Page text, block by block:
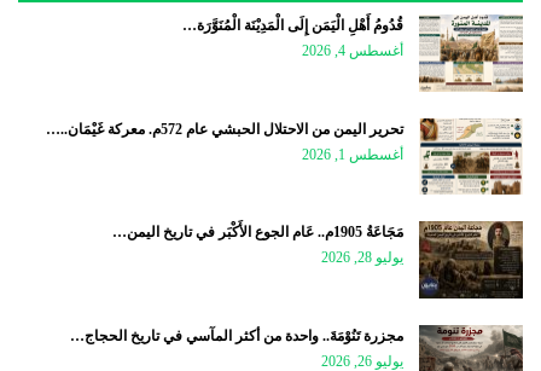
قُدُومُ أَهْلِ الْيَمَن إِلَى الْمَدِيْنَة الْمُنَوَّرَة…
أغسطس 4, 2026
تحرير اليمن من الاحتلال الحبشي عام 572م. معركة غَيْمَان..…
أغسطس 1, 2026
مَجَاعَةُ 1905م.. عَام الجوع الأَكْبَر في تاريخ اليمن…
يوليو 28, 2026
مجزرة تَنُوْمَةَ.. واحدة من أكثر المآسي في تاريخ الحجاج…
يوليو 26, 2026